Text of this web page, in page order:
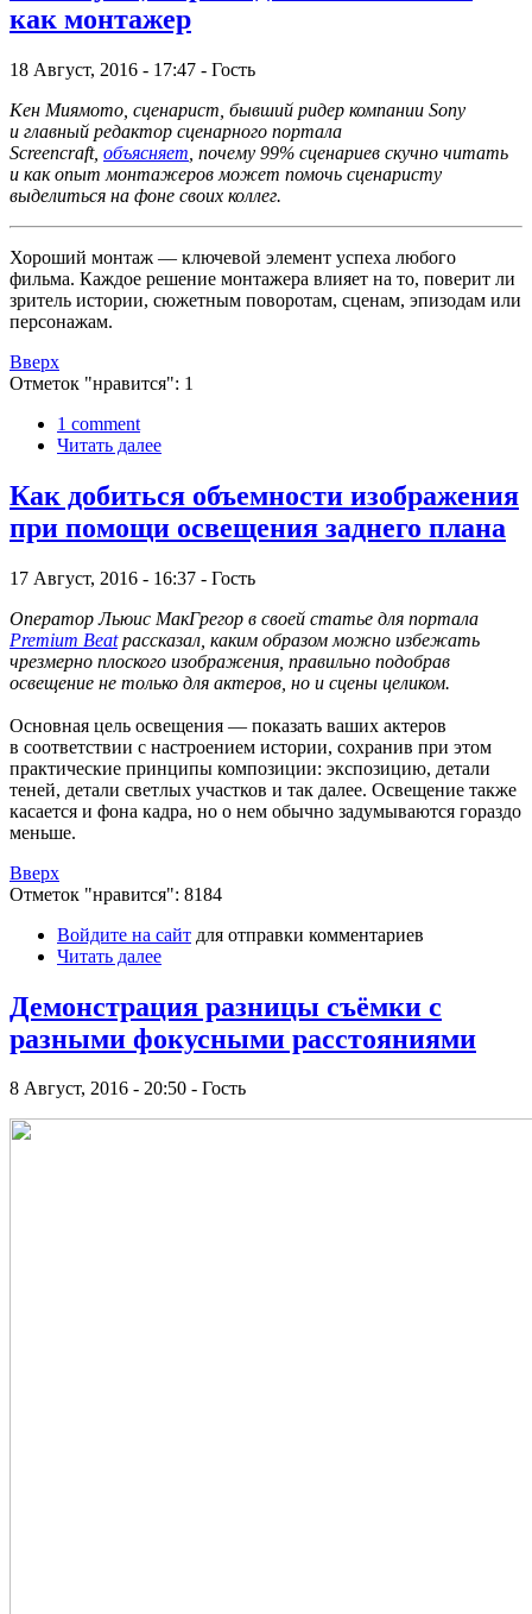
как монтажер
18 Август, 2016 - 17:47 - Гость
Кен Миямото, сценарист, бывший ридер компании Sony
и главный редактор сценарного портала
Screencraft, объясняет , почему 99% сценариев скучно читать
и как опыт монтажеров может помочь сценаристу
выделиться на фоне своих коллег.
Хороший монтаж — ключевой элемент успеха любого
фильма. Каждое решение монтажера влияет на то, поверит ли
зритель истории, сюжетным поворотам, сценам, эпизодам или
персонажам.
Вверх
Отметок "нравится": 1
1 comment
Читать далее
Как добиться объемности изображения
при помощи освещения заднего плана
17 Август, 2016 - 16:37 - Гость
Оператор Льюис МакГрегор в своей статье для портала
Premium Beatрассказал, каким образом можно избежать
чрезмерно плоского изображения, правильно подобрав
освещение не только для актеров, но и сцены целиком.
Основная цель освещения — показать ваших актеров
в соответствии с настроением истории, сохранив при этом
практические принципы композиции: экспозицию, детали
теней, детали светлых участков и так далее. Освещение также
касается и фона кадра, но о нем обычно задумываются гораздо
меньше.
Вверх
Отметок "нравится": 8184
Войдите на сайт для отправки комментариев
Читать далее
Демонстрация разницы съёмки с
разными фокусными расстояниями
8 Август, 2016 - 20:50 - Гость